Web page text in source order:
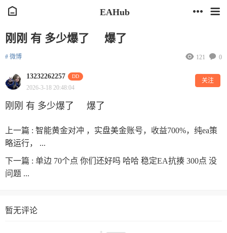
EAHub
刚刚 有 多少爆了 爆了
# 微博 0
121
13232262257 DD
2026-3-18 20:48:04
关注
刚刚 有 多少爆了 爆了
上一篇 : 智能黄金对冲 ，实盘美金账号，收益700%，纯ea策
略运行， ...
下一篇 : 单边 70个点 你们还好吗 哈哈 稳定EA抗揍 300点 没
问题 ...
暂无评论